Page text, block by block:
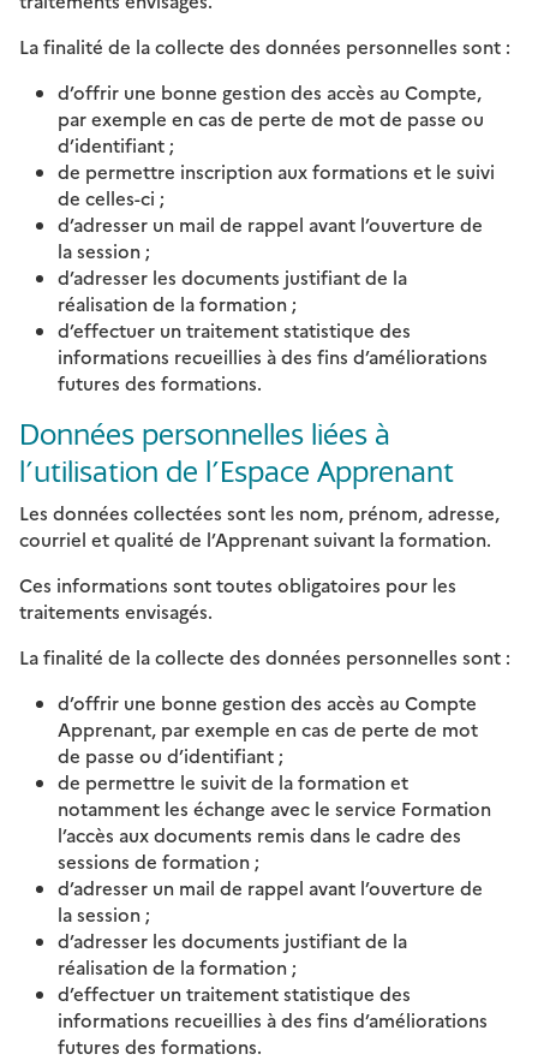
La finalité de la collecte des données personnelles sont :
d’offrir une bonne gestion des accès au Compte,
par exemple en cas de perte de mot de passe ou
d’identifiant ;
de permettre inscription aux formations et le suivi
de celles-ci ;
d’adresser un mail de rappel avant l’ouverture de
la session ;
d’adresser les documents justifiant de la
réalisation de la formation ;
d’effectuer un traitement statistique des
informations recueillies à des fins d’améliorations
futures des formations.
Données personnelles liées à
l’utilisation de l’Espace Apprenant
Les données collectées sont les nom, prénom, adresse,
courriel et qualité de l’Apprenant suivant la formation.
Ces informations sont toutes obligatoires pour les
traitements envisagés.
La finalité de la collecte des données personnelles sont :
d’offrir une bonne gestion des accès au Compte
Apprenant, par exemple en cas de perte de mot
de passe ou d’identifiant ;
de permettre le suivit de la formation et
notamment les échange avec le service Formation
l’accès aux documents remis dans le cadre des
sessions de formation ;
d’adresser un mail de rappel avant l’ouverture de
la session ;
d’adresser les documents justifiant de la
réalisation de la formation ;
d’effectuer un traitement statistique des
informations recueillies à des fins d’améliorations
futures des formations.